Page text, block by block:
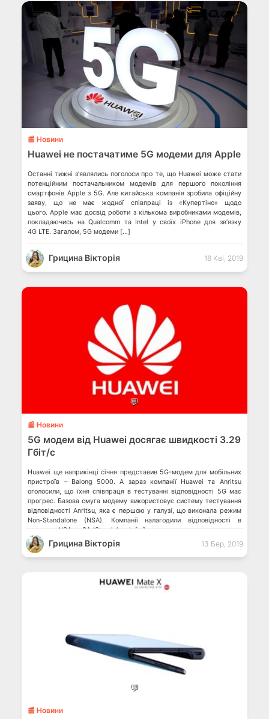
💬
📰 Новини
Huawei не постачатиме 5G модеми для Apple
Останні тижні з’являлись поголоси про те, що Huawei може стати
потенційним постачальником модемів для першого покоління
смартфонів Apple з 5G. Але китайська компанія зробила офіційну
заяву, що не має жодної співпраці із «Купертіно» щодо
цього. Apple має досвід роботи з кількома виробниками модемів,
покладаючись на Qualcomm та Intel у своїх iPhone для зв’язку
4G LTE. Загалом, 5G модеми […]
Грицина Вікторія 16 Кві, 2019
💬
📰 Новини
5G модем від Huawei досягає швидкості 3.29
Гбіт/с
Huawei ще наприкінці січня представив 5G-модем для мобільних
пристроїв – Balong 5000. А зараз компанії Huawei та Anritsu
оголосили, що їхня співпраця в тестуванні відповідності 5G має
прогрес. Базова смуга модему використовує систему тестування
відповідності Anritsu, яка є першою у галузі, що виконала режим
Non-Standalone (NSA). Компанії налагодили відповідності в
режимах NSA та SA (Standalone). […]
Грицина Вікторія 13 Бер, 2019
💬
📰 Новини